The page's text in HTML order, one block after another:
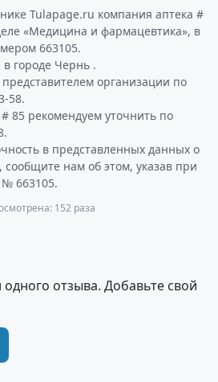
Tulapage.ru компания аптека #
«Медицина и фармацевтика», в
663105.
городе Чернь .
организации по
58.
85 рекомендуем уточнить по
в представленных данных о
нам об этом, указав при
663105.
152 раза
отзыва. Добавьте свой